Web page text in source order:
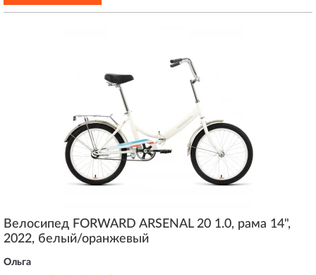
Велосипед FORWARD ARSENAL 20 1.0, рама 14",
2022, белый/оранжевый
Ольга